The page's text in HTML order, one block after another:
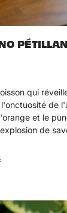
qui
de
et le
de